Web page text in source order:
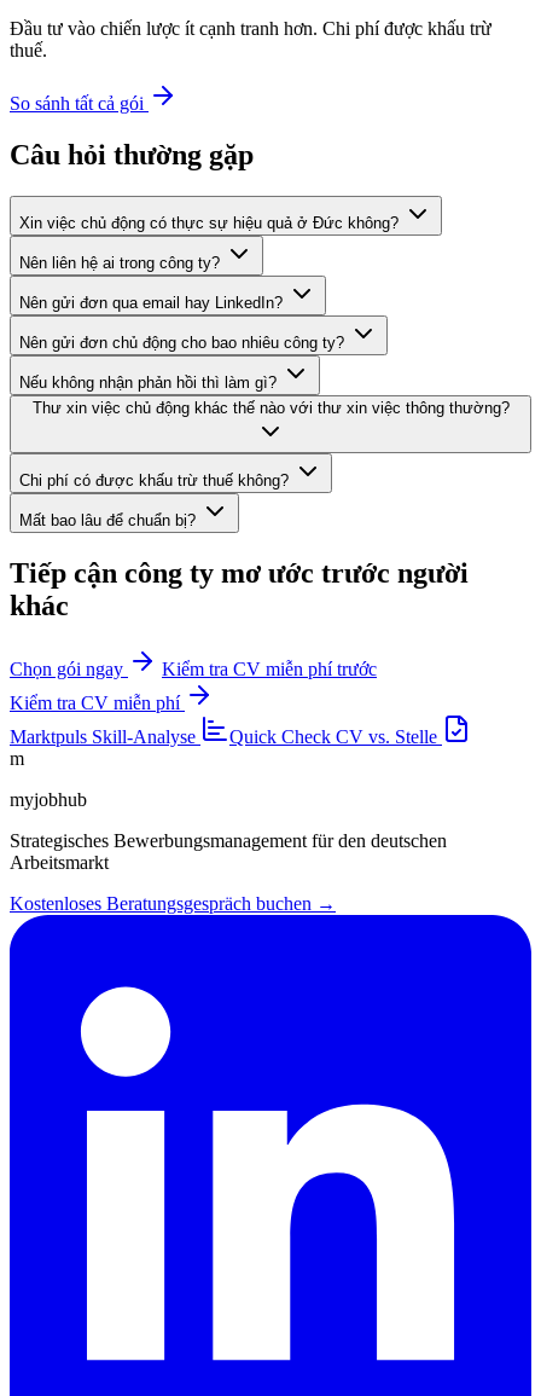
Đầu tư vào chiến lược ít cạnh tranh hơn. Chi phí được khấu trừ
thuế.
So sánh tất cả gói
Câu hỏi thường gặp
Xin việc chủ động có thực sự hiệu quả ở Đức không?
Nên liên hệ ai trong công ty?
Nên gửi đơn qua email hay LinkedIn?
Nên gửi đơn chủ động cho bao nhiêu công ty?
Nếu không nhận phản hồi thì làm gì?
Thư xin việc chủ động khác thế nào với thư xin việc thông thường?
Chi phí có được khấu trừ thuế không?
Mất bao lâu để chuẩn bị?
Tiếp cận công ty mơ ước trước người
khác
Chọn gói ngay
Kiểm tra CV miễn phí trước
Kiểm tra CV miễn phí
Marktpuls Skill-Analyse Quick Check CV vs. Stelle
m
myjobhub
Strategisches Bewerbungsmanagement für den deutschen
Arbeitsmarkt
Kostenloses Beratungsgespräch buchen →